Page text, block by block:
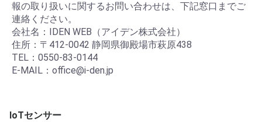
報の取り扱いに関するお問い合わせは、下記窓口までご
連絡ください。
会社名：IDEN WEB（アイデン株式会社）
住所：〒412-0042 静岡県御殿場市萩原438
TEL：0550-83-0144
E-MAIL：office@i-den.jp
IoTセンサー